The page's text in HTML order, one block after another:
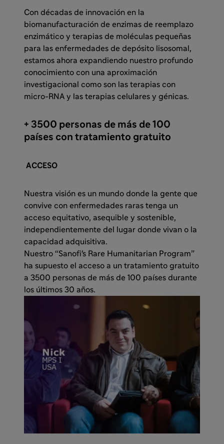
Con décadas de innovación en la
biomanufacturación de enzimas de reemplazo
enzimático y terapias de moléculas pequeñas
para las enfermedades de depósito lisosomal,
estamos ahora expandiendo nuestro profundo
conocimiento con una aproximación
investigacional como son las terapias con
micro-RNA y las terapias celulares y génicas.
+ 3500 personas de más de 100
países con tratamiento gratuito
ACCESO
Nuestra visión es un mundo donde la gente que
convive con enfermedades raras tenga un
acceso equitativo, asequible y sostenible,
independientemente del lugar donde vivan o la
capacidad adquisitiva.
Nuestro “Sanofi's Rare Humanitarian Program”
ha supuesto el acceso a un tratamiento gratuito
a 3500 personas de más de 100 países durante
los últimos 30 años.